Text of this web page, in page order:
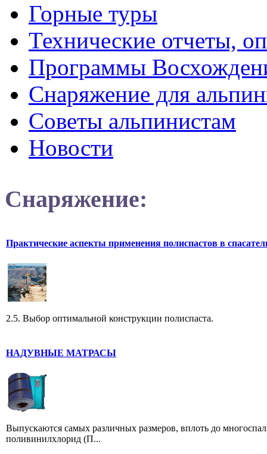
Горные туры
Технические отчеты,
Программы
Снаряжение для
Советы альпинистам
Новости
Снаряжение:
Практические аспекты применения полиспастов в
2.5. Выбор оптимальной конструкции полиспаста.
НАДУВНЫЕ МАТРАСЫ
Выпускаются самых различных размеров, вплоть до
поливинилхлорид (П...